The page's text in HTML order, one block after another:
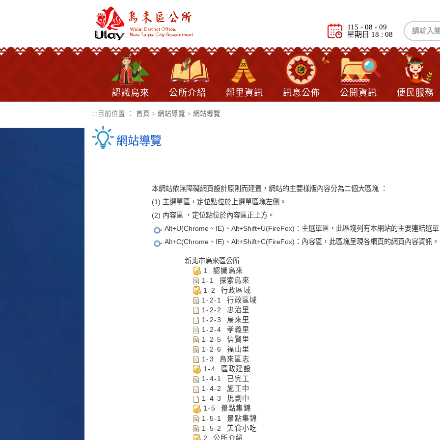
115 - 08 - 09
星期日 18 : 08
認識烏來 公所介紹 鄰里資訊 訊息公佈 公開資訊 便民服務
::: 目前位置 ： 首頁 > 網站導覽 > 網站導覽
網站導覽
本網站依無障礙網頁設計原則而建置，網站的主要樣版內容分為二個大區塊 ：
(1) 主選單區，定位點位於上選單區塊左側。
(2) 內容區 ，定位點位於內容區正上方。
Alt+U(Chrome、IE)、Alt+Shift+U(FireFox)：主選單區，此區塊列有本網站的主要連結選
Alt+C(Chrome、IE)、Alt+Shift+C(FireFox)：內容區，此區塊呈現各網頁的網頁內容資訊。
新北市烏來區公所
1 認識烏來
1-1 探索烏來
1-2 行政區域
1-2-1 行政區域
1-2-2 忠治里
1-2-3 烏來里
1-2-4 孝義里
1-2-5 信賢里
1-2-6 福山里
1-3 烏來區志
1-4 區政建設
1-4-1 已完工
1-4-2 施工中
1-4-3 規劃中
1-5 景點集錦
1-5-1 景點集錦
1-5-2 美食小吃
2 公所介紹